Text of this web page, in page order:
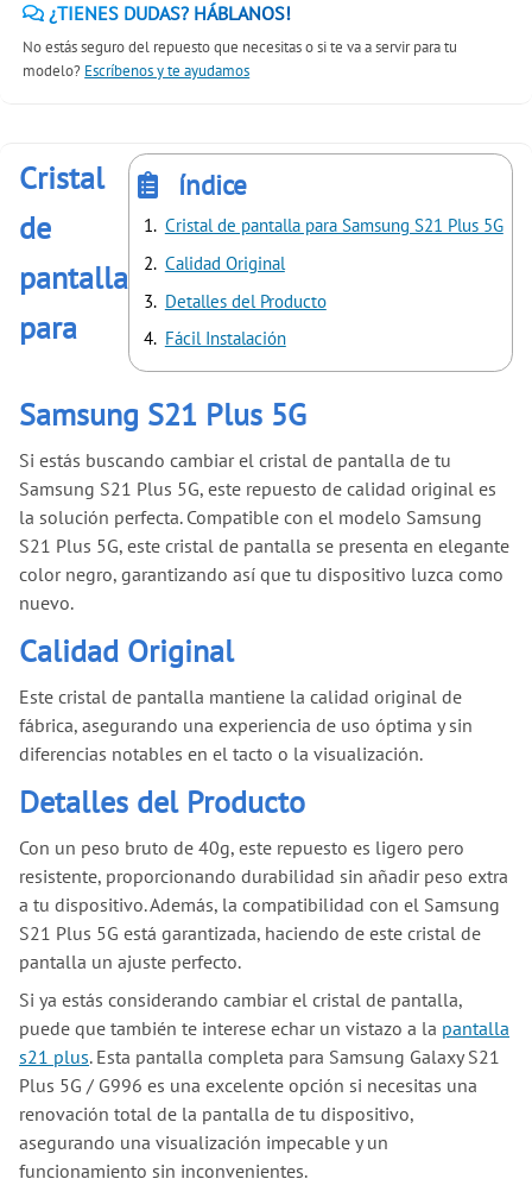
¿TIENES DUDAS? HÁBLANOS!
No estás seguro del repuesto que necesitas o si te va a servir para tu
modelo? Escríbenos y te ayudamos
índice
Cristal de pantalla para Samsung S21 Plus 5G
Calidad Original
Detalles del Producto
Fácil Instalación
Cristal
de
pantalla
para
Samsung S21 Plus 5G
Si estás buscando cambiar el cristal de pantalla de tu
Samsung S21 Plus 5G, este repuesto de calidad original es
la solución perfecta. Compatible con el modelo Samsung
S21 Plus 5G, este cristal de pantalla se presenta en elegante
color negro, garantizando así que tu dispositivo luzca como
nuevo.
Calidad Original
Este cristal de pantalla mantiene la calidad original de
fábrica, asegurando una experiencia de uso óptima y sin
diferencias notables en el tacto o la visualización.
Detalles del Producto
Con un peso bruto de 40g, este repuesto es ligero pero
resistente, proporcionando durabilidad sin añadir peso extra
a tu dispositivo. Además, la compatibilidad con el Samsung
S21 Plus 5G está garantizada, haciendo de este cristal de
pantalla un ajuste perfecto.
Si ya estás considerando cambiar el cristal de pantalla,
puede que también te interese echar un vistazo a la pantalla
s21 plus. Esta pantalla completa para Samsung Galaxy S21
Plus 5G / G996 es una excelente opción si necesitas una
renovación total de la pantalla de tu dispositivo,
asegurando una visualización impecable y un
funcionamiento sin inconvenientes.